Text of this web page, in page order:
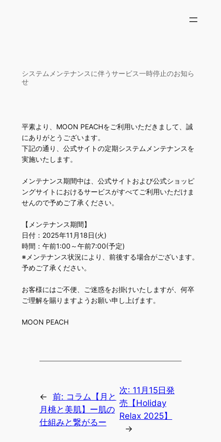
システムメンテナンスに伴うサービス一時停止のお知ら
せ
平素より、MOON PEACHをご利用いただきまして、誠
にありがとうございます。
下記の通り、公式サイトの定期システムメンテナンスを
実施いたします。
メンテナンス期間中は、公式サイトおよび公式ショッピ
ングサイトにおけるサービスがすべてご利用いただけま
せんので予めご了承ください。
【メンテナンス期間】
日付：2025年11月18日(火)
時間：午前1:00～午前7:00(予定)
※メンテナンス状況により、前後する場合がございます。
予めご了承ください。
お客様にはご不便、ご迷惑をお掛けいたしますが、何卒
ご理解を賜りますようお願い申し上げます。
MOON PEACH
← 前: コラム【月と
月桃と美肌】ー肌の
仕組みと繋がるー
次: 11月15日発
売【Holiday
Relax 2025】
→